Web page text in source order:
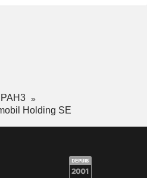
Holding SE